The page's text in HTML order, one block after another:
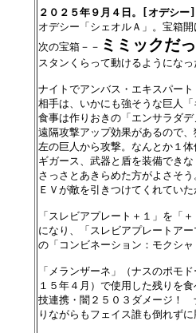
２０２５年９月４日。[オデシ
オデシー「シェオルＡ」。宝箱
次の宝箱－－ ミミックだ
スタンくらって動けるようにな
ナイトでアンバス・エキスパー
相手は、いかにも強そうな巨人
食事は作りおきの「エンサラダ
遠隔攻撃アップ効果があるので
左の巨人から攻撃。なんとか１
ギガース、武器と盾を装備でき
さっさとあきらめた方がよさそう
ＥＶが敵を引きつけてくれてい
「スレビアプレート＋１」を「
になり、「スレビアプレートア
の「コンビネーション：モクシ
「メランザーネ」（ナスのポモ
１５年４月）で使用した残りを
技連携・闇２５０３ダメージ！
りながらもフェイス誰も倒れず